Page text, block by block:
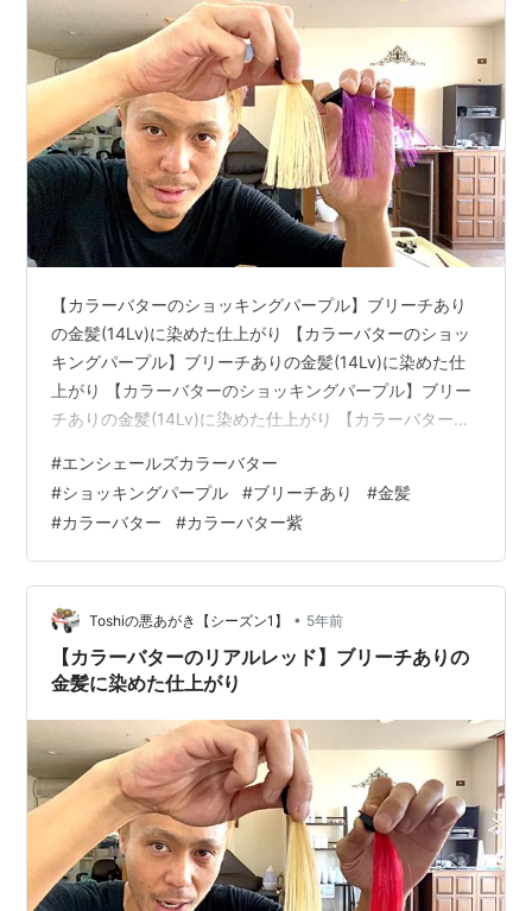
【カラーバターのショッキングパープル】ブリーチあり
の金髪(14Lv)に染めた仕上がり 【カラーバターのショッ
キングパープル】ブリーチありの金髪(14Lv)に染めた仕
上がり 【カラーバターのショッキングパープル】ブリー
チありの金髪(14Lv)に染めた仕上がり 【カラーバターの
めた仕上がり 【カラーバターのショッキングパープル】
ブリーチありの金髪(14Lv)に染めた仕上がり 【カラーバ
ターのショッキングパープル】ブリーチありの金髪
(14Lv)に染めた仕上がり 【カラーバターのショッキング
パープル】ブリーチありの金髪(14Lv)に染めた仕上がり…
#エンシェールズカラーバター
#ショッキングパープル #ブリーチあり #金髪
#カラーバター #カラーバター紫
Toshiの悪あがき【シーズン1】 • 5年前
【カラーバターのリアルレッド】ブリーチありの
金髪に染めた仕上がり